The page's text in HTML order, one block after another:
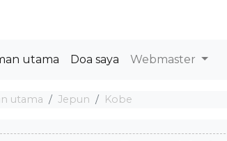
utama Doa saya Webmaster
utama Jepun Kobe